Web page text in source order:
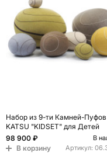
Набор из 9-ти Камней-Пуфов
KATSU "KIDSET" для Детей
98 900 ₽
В
В корзину Артикул: